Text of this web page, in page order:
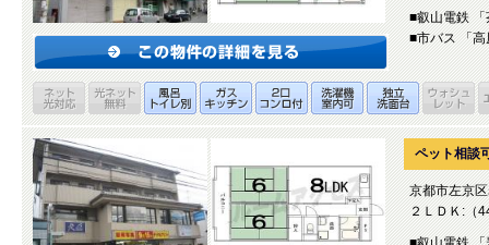
■叡山電鉄
■市バス 「
ペット相談
京都市左京
２ＬＤＫ:（